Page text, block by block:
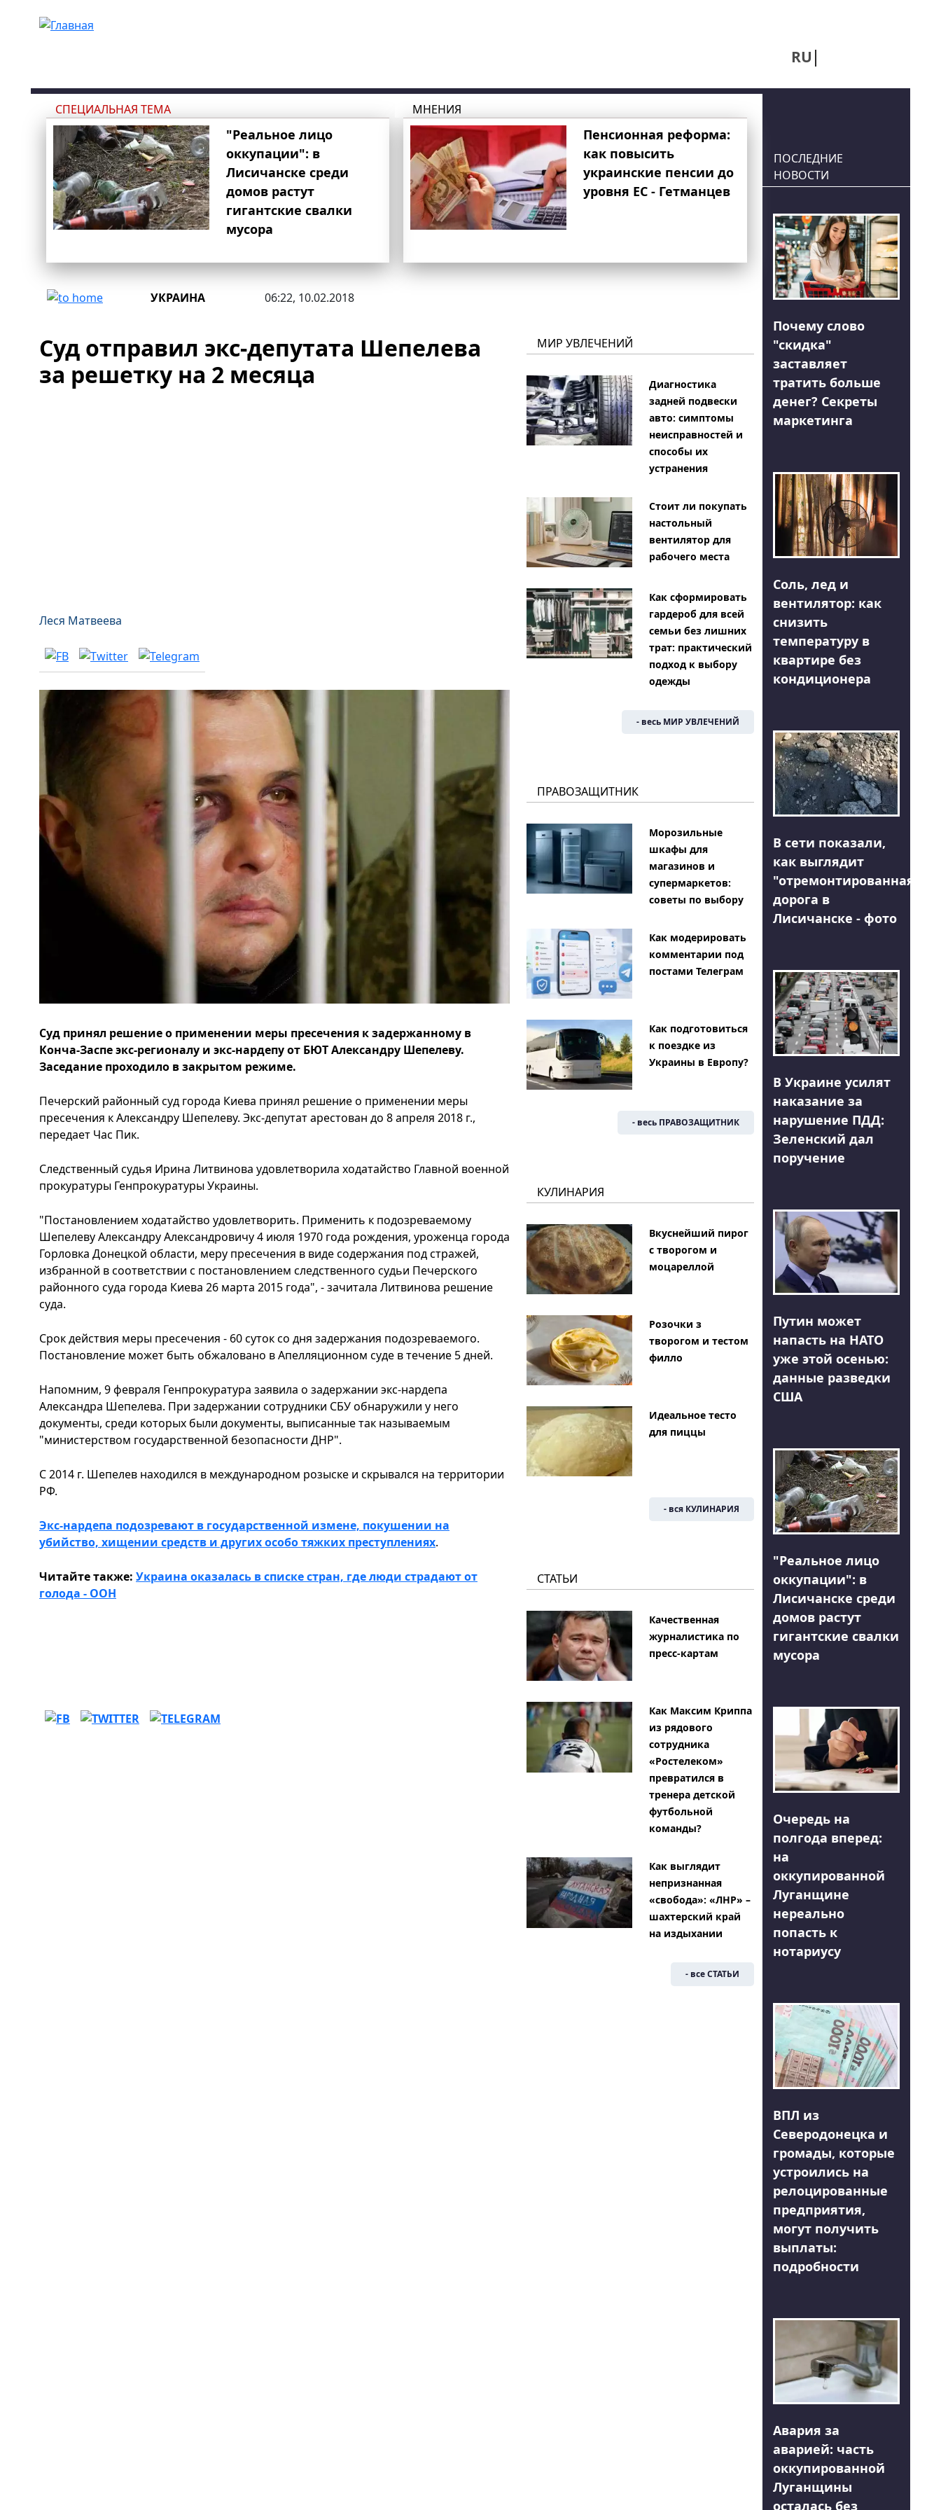
RU
СПЕЦИАЛЬНАЯ ТЕМА
"Реальное лицо
оккупации": в
Лисичанске среди
домов растут
гигантские свалки
мусора
МНЕНИЯ
Пенсионная реформа:
как повысить
украинские пенсии до
уровня ЕС - Гетманцев
УКРАИНА 06:22, 10.02.2018
Суд отправил экс-депутата Шепелева
за решетку на 2 месяца
Леся Матвеева
Суд принял решение о применении меры пресечения к задержанному в
Конча-Заспе экс-регионалу и экс-нардепу от БЮТ Александру Шепелеву.
Заседание проходило в закрытом режиме.
Печерский районный суд города Киева принял решение о применении меры
пресечения к Александру Шепелеву. Экс-депутат арестован до 8 апреля 2018 г.,
передает Час Пик.
Следственный судья Ирина Литвинова удовлетворила ходатайство Главной военной
прокуратуры Генпрокуратуры Украины.
"Постановлением ходатайство удовлетворить. Применить к подозреваемому
Шепелеву Александру Александровичу 4 июля 1970 года рождения, уроженца города
Горловка Донецкой области, меру пресечения в виде содержания под стражей,
избранной в соответствии с постановлением следственного судьи Печерского
районного суда города Киева 26 марта 2015 года", - зачитала Литвинова решение
суда.
Срок действия меры пресечения - 60 суток со дня задержания подозреваемого.
Постановление может быть обжаловано в Апелляционном суде в течение 5 дней.
Напомним, 9 февраля Генпрокуратура заявила о задержании экс-нардепа
Александра Шепелева. При задержании сотрудники СБУ обнаружили у него
документы, среди которых были документы, выписанные так называемым
"министерством государственной безопасности ДНР".
С 2014 г. Шепелев находился в международном розыске и скрывался на территории
РФ.
Экс-нардепа подозревают в государственной измене, покушении на
убийство, хищении средств и других особо тяжких преступлениях.
Читайте также: Украина оказалась в списке стран, где люди страдают от
голода - ООН
МИР УВЛЕЧЕНИЙ
Диагностика
задней подвески
авто: симптомы
неисправностей и
способы их
устранения
Стоит ли покупать
настольный
вентилятор для
рабочего места
Как сформировать
гардероб для всей
семьи без лишних
трат: практический
подход к выбору
одежды
- весь МИР УВЛЕЧЕНИЙ
ПРАВОЗАЩИТНИК
Морозильные
шкафы для
магазинов и
супермаркетов:
советы по выбору
Как модерировать
комментарии под
постами Телеграм
Как подготовиться
к поездке из
Украины в Европу?
- весь ПРАВОЗАЩИТНИК
КУЛИНАРИЯ
Вкуснейший пирог
с творогом и
моцареллой
Розочки з
творогом и тестом
филло
Идеальное тесто
для пиццы
- вся КУЛИНАРИЯ
СТАТЬИ
Качественная
журналистика по
пресс-картам
Как Максим Криппа
из рядового
сотрудника
«Ростелеком»
превратился в
тренера детской
футбольной
команды?
Как выглядит
непризнанная
«свобода»: «ЛНР» –
шахтерский край
на издыхании
- все СТАТЬИ
ПОСЛЕДНИЕ
НОВОСТИ
Почему слово
"скидка"
заставляет
тратить больше
денег? Секреты
маркетинга
Соль, лед и
вентилятор: как
снизить
температуру в
квартире без
кондиционера
В сети показали,
как выглядит
"отремонтированная"
дорога в
Лисичанске - фото
В Украине усилят
наказание за
нарушение ПДД:
Зеленский дал
поручение
Путин может
напасть на НАТО
уже этой осенью:
данные разведки
США
"Реальное лицо
оккупации": в
Лисичанске среди
домов растут
гигантские свалки
мусора
Очередь на
полгода вперед:
на
оккупированной
Луганщине
нереально
попасть к
нотариусу
ВПЛ из
Северодонецка и
громады, которые
устроились на
релоцированные
предприятия,
могут получить
выплаты:
подробности
Авария за
аварией: часть
оккупированной
Луганщины
осталась без